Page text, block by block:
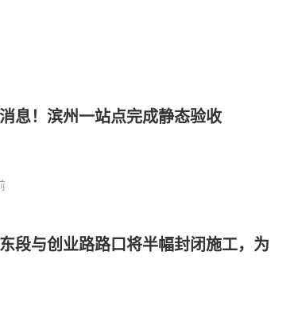
息！滨州一站点完成静态验收
段与创业路路口将半幅封闭施工，为